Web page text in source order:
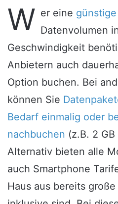
W er eine
Datenvolumen
Geschwindigkeit
Anbietern auch
Option buchen. Bei
können Sie
Bedarf einmalig oder
nachbuchen (z.B. 2
Alternativ bieten alle
auch Smartphone
Haus aus bereits